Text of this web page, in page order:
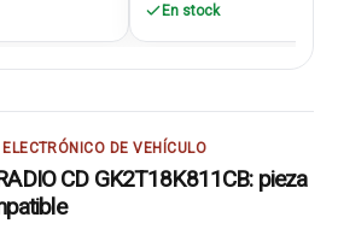
En stock
DE VEHÍCULO
CD GK2T18K811CB: pieza